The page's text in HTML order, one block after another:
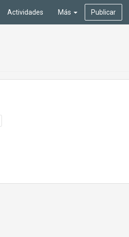
Actividades Más Publicar